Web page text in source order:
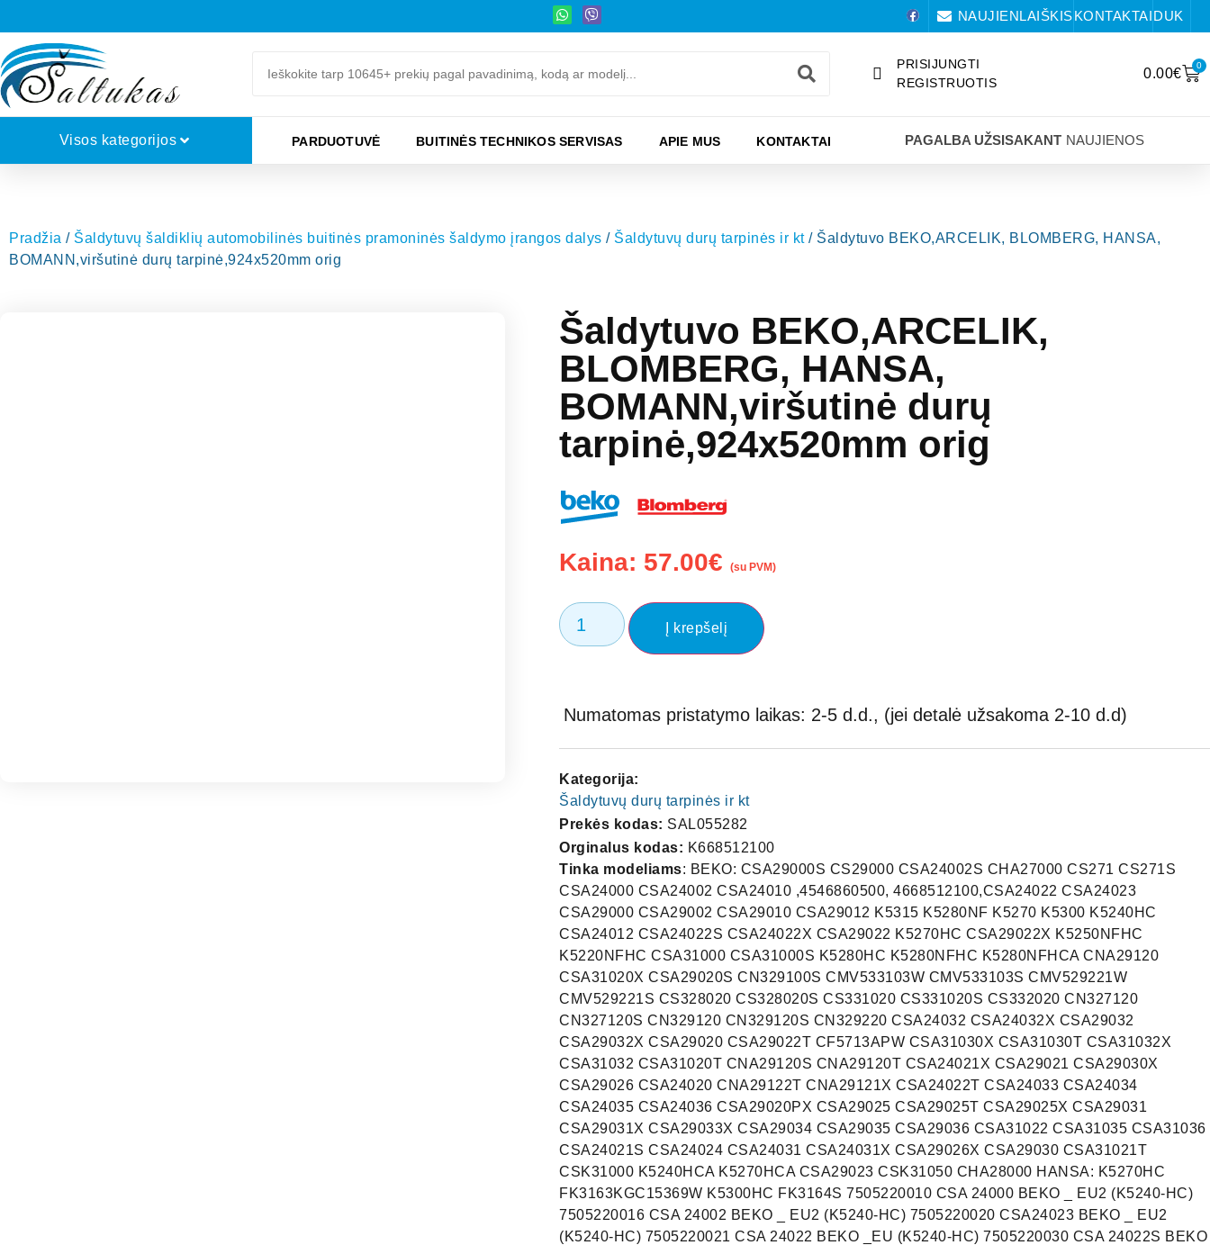
NAUJIENLAIŠKISKONTAKTAIDUK
PRISIJUNGTI
REGISTRUOTIS
0.00€
0
Visos kategorijos PARDUOTUVĖ BUITINĖS TECHNIKOS SERVISAS APIE MUS KONTAKTAI PAGALBA UŽSISAKANT NAUJIENOS
Pradžia / Šaldytuvų šaldiklių automobilinės buitinės pramoninės šaldymo įrangos dalys / Šaldytuvų durų tarpinės ir kt/ Šaldytuvo BEKO,ARCELIK, BLOMBERG, HANSA,
BOMANN,viršutinė durų tarpinė,924x520mm orig
Šaldytuvo BEKO,ARCELIK,
BLOMBERG, HANSA,
BOMANN,viršutinė durų
tarpinė,924x520mm orig
Kaina: 57.00€ (su PVM)
Į krepšelį
Numatomas pristatymo laikas: 2-5 d.d., (jei detalė užsakoma 2-10 d.d)
Kategorija:
Šaldytuvų durų tarpinės ir kt
Prekės kodas: SAL055282
Orginalus kodas: K668512100
Tinka modeliams: BEKO: CSA29000S CS29000 CSA24002S CHA27000 CS271 CS271S
CSA24000 CSA24002 CSA24010 ,4546860500, 4668512100,CSA24022 CSA24023
CSA29000 CSA29002 CSA29010 CSA29012 K5315 K5280NF K5270 K5300 K5240HC
CSA24012 CSA24022S CSA24022X CSA29022 K5270HC CSA29022X K5250NFHC
K5220NFHC CSA31000 CSA31000S K5280HC K5280NFHC K5280NFHCA CNA29120
CSA31020X CSA29020S CN329100S CMV533103W CMV533103S CMV529221W
CMV529221S CS328020 CS328020S CS331020 CS331020S CS332020 CN327120
CN327120S CN329120 CN329120S CN329220 CSA24032 CSA24032X CSA29032
CSA29032X CSA29020 CSA29022T CF5713APW CSA31030X CSA31030T CSA31032X
CSA31032 CSA31020T CNA29120S CNA29120T CSA24021X CSA29021 CSA29030X
CSA29026 CSA24020 CNA29122T CNA29121X CSA24022T CSA24033 CSA24034
CSA24035 CSA24036 CSA29020PX CSA29025 CSA29025T CSA29025X CSA29031
CSA29031X CSA29033X CSA29034 CSA29035 CSA29036 CSA31022 CSA31035 CSA31036
CSA24021S CSA24024 CSA24031 CSA24031X CSA29026X CSA29030 CSA31021T
CSK31000 K5240HCA K5270HCA CSA29023 CSK31050 CHA28000 HANSA: K5270HC
FK3163KGC15369W K5300HC FK3164S 7505220010 CSA 24000 BEKO _ EU2 (K5240-HC)
7505220016 CSA 24002 BEKO _ EU2 (K5240-HC) 7505220020 CSA24023 BEKO _ EU2
(K5240-HC) 7505220021 CSA 24022 BEKO _EU (K5240-HC) 7505220030 CSA 24022S BEKO